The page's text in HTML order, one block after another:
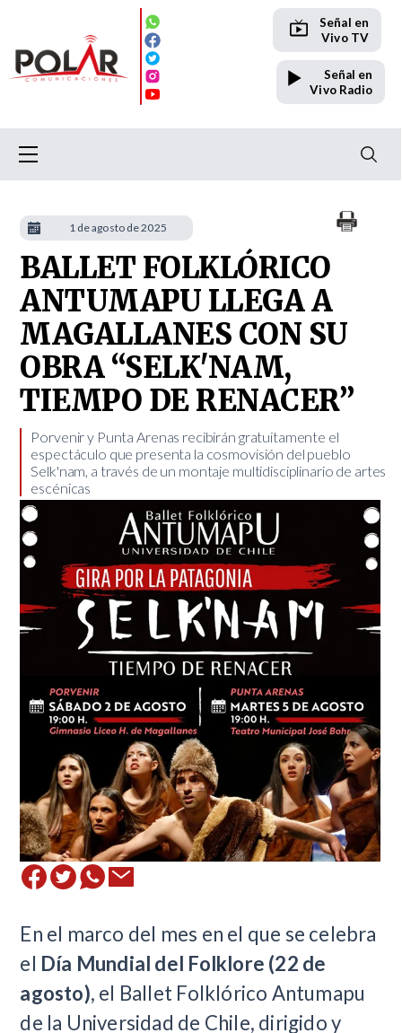
Señal en
Vivo TV
Señal en
Vivo Radio
BALLET FOLKLÓRICO
ANTUMAPU LLEGA A
MAGALLANES CON SU
OBRA “SELK'NAM,
TIEMPO DE RENACER”
​Porvenir y Punta Arenas recibirán gratuitamente el
espectáculo que presenta la cosmovisión del pueblo
Selk'nam, a través de un montaje multidisciplinario de artes
escénicas
En el marco del mes en el que se celebra
el Día Mundial del Folklore (22 de
agosto), el Ballet Folklórico Antumapu
de la Universidad de Chile, dirigido y
1 de agosto de 2025